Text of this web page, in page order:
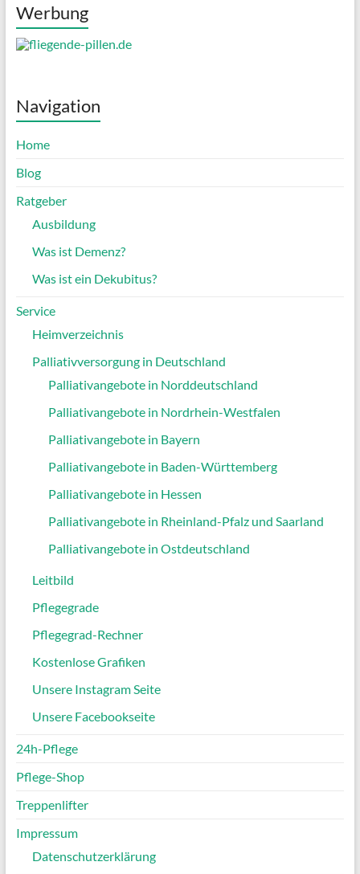
Werbung
Navigation
Home
Blog
Ratgeber
Ausbildung
Was ist Demenz?
Was ist ein Dekubitus?
Service
Heimverzeichnis
Palliativversorgung in Deutschland
Palliativangebote in Norddeutschland
Palliativangebote in Nordrhein-Westfalen
Palliativangebote in Bayern
Palliativangebote in Baden-Württemberg
Palliativangebote in Hessen
Palliativangebote in Rheinland-Pfalz und Saarland
Palliativangebote in Ostdeutschland
Leitbild
Pflegegrade
Pflegegrad-Rechner
Kostenlose Grafiken
Unsere Instagram Seite
Unsere Facebookseite
24h-Pflege
Pflege-Shop
Treppenlifter
Impressum
Datenschutzerklärung